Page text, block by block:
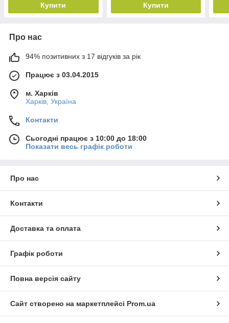
Купити Купити
Про нас
94% позитивних з 17 відгуків за рік
Працює з 03.04.2015
м. Харків
Харків, Україна
Контакти
Сьогодні працює з 10:00 до 18:00
Показати весь графік роботи
Про нас
Контакти
Доставка та оплата
Графік роботи
Повна версія сайту
Сайт створено на маркетплейсі Prom.ua